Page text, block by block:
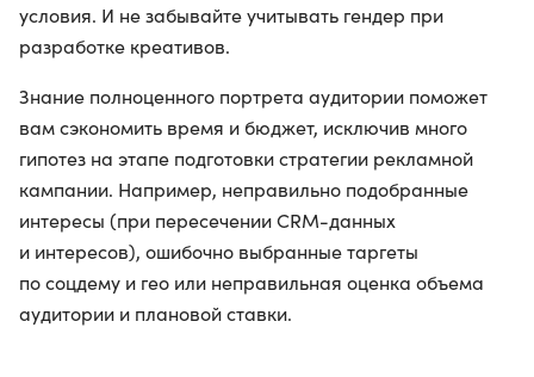
условия. И не забывайте учитывать гендер при
разработке креативов.
Знание полноценного портрета аудитории поможет
вам сэкономить время и бюджет, исключив много
гипотез на этапе подготовки стратегии рекламной
кампании. Например, неправильно подобранные
интересы (при пересечении CRM-данных
и интересов), ошибочно выбранные таргеты
по соцдему и гео или неправильная оценка объема
аудитории и плановой ставки.